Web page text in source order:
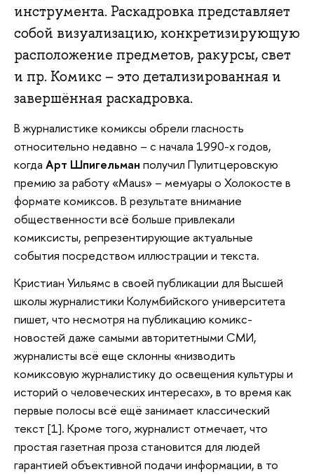
инструмента. Раскадровка представляет
собой визуализацию, конкретизирующую
расположение предметов, ракурсы, свет
и пр. Комикс – это детализированная и
завершённая раскадровка.
В журналистике комиксы обрели гласность
относительно недавно – с начала 1990-х годов,
когда Арт Шпигельман получил Пулитцеровскую
премию за работу «Maus» – мемуары о Холокосте в
формате комиксов. В результате внимание
общественности всё больше привлекали
комиксисты, репрезентирующие актуальные
события посредством иллюстрации и текста.
Кристиан Уильямс в своей публикации для Высшей
школы журналистики Колумбийского университета
пишет, что несмотря на публикацию комикс-
новостей даже самыми авторитетными СМИ,
журналисты всё еще склонны «низводить
комиксовую журналистику до освещения культуры и
историй о человеческих интересах», в то время как
первые полосы всё ещё занимает классический
текст [1]. Кроме того, журналист отмечает, что
простая газетная проза становится для людей
гарантией объективной подачи информации, в то